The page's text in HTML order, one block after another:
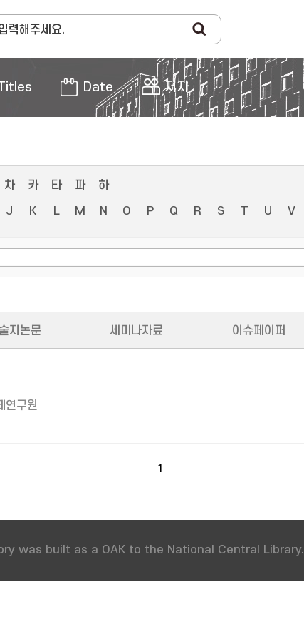
Date 저자
차 카 타 파
하
J K L M N O P Q R S T U V
지논문 세미나자료 이슈페이퍼
연구원
1
was built as a OAK to the National Central Library.